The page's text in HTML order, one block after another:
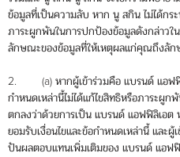
ข้อมูลที่เป็นความลับ หาก นู สกิน ไม่ได้กร
ภาระผูกพันในการปกป้องข้อมูลดังกล่าว
ลักษณะของข้อมูลที่ให้เหตุผลแก่คุณถึงลัก
2. (a) หากผู้เข้าร่วมคือ แบรนด์ แอฟฟิลิ
กำหนดเหล่านี้ไม่ได้แก้ไขสิทธิหรือภาระผู
ตกลงว่าด้วยการเป็น แบรนด์ แอฟฟิลิเอต
ยอมรับเงื่อนไขและข้อกำหนดเหล่านี้ และผู้
ปันผลตอบแทนเพิ่มเติมของ แบรนด์ แอฟ